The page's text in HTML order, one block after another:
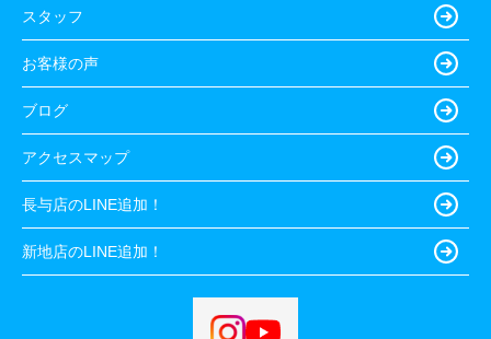
スタッフ
お客様の声
ブログ
アクセスマップ
長与店のLINE追加！
新地店のLINE追加！